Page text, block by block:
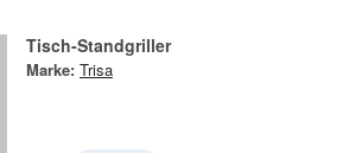
Tisch-Standgriller
Marke: Trisa